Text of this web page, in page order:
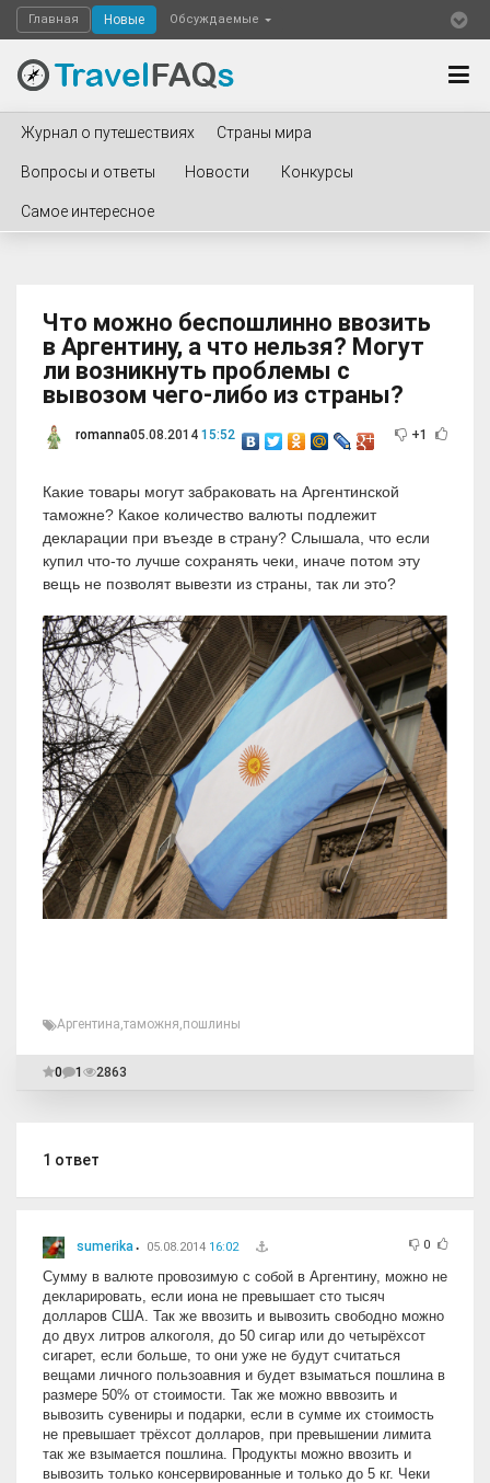
Главная Новые Обсуждаемые
Журнал о путешествиях Страны мира
Вопросы и ответы Новости Конкурсы
Самое интересное
Что можно беспошлинно ввозить
в Аргентину, а что нельзя? Могут
ли возникнуть проблемы с
вывозом чего-либо из страны?
romanna05.08.2014 15:52 +1
Какие товары могут забраковать на Аргентинской
таможне? Какое количество валюты подлежит
декларации при въезде в страну? Слышала, что если
купил что-то лучше сохранять чеки, иначе потом эту
вещь не позволят вывезти из страны, так ли это?
Аргентина,таможня,пошлины
0 1 2863
1 ответ
sumerika 05.08.2014 16:02 0
Сумму в валюте провозимую с собой в Аргентину, можно не
декларировать, если иона не превышает сто тысяч
долларов США. Так же ввозить и вывозить свободно можно
до двух литров алкоголя, до 50 сигар или до четырёхсот
сигарет, если больше, то они уже не будут считаться
вещами личного пользоавния и будет взыматься пошлина в
размере 50% от стоимости. Так же можно вввозить и
вывозить сувениры и подарки, если в сумме их стоимость
не превышает трёхсот долларов, при превышении лимита
так же взымается пошлина. Продукты можно ввозить и
вывозить только консервированные и только до 5 кг. Чеки